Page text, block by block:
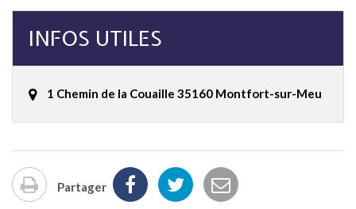
INFOS UTILES
1 Chemin de la Couaille 35160 Montfort-sur-Meu
Imprimer
Partager